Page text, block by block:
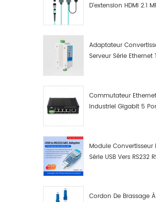
D'extension HDMI 2.1
Adaptateur
Serveur Série Ethernet
Commutateur Ethernet
Industriel Gigabit 5
Module Convertisseur
Série USB Vers RS232
Cordon De Brassage